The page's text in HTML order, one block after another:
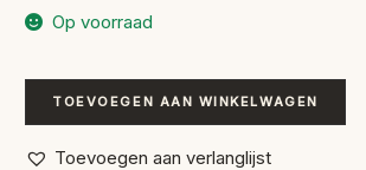
Op voorraad
Handgemaakte
Statement
Oorbellen
TOEVOEGEN AAN WINKELWAGEN
Toevoegen aan verlanglijst